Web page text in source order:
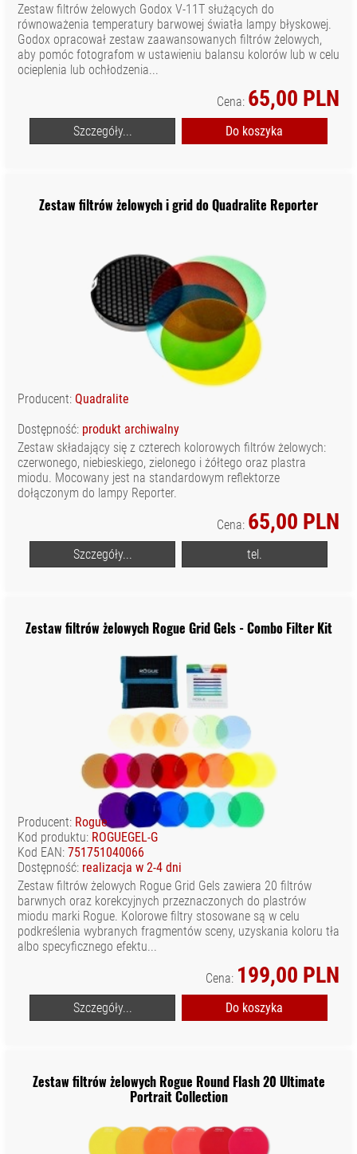
Zestaw filtrów żelowych Godox V-11T służących do
równoważenia temperatury barwowej światła lampy błyskowej.
Godox opracował zestaw zaawansowanych filtrów żelowych,
aby pomóc fotografom w ustawieniu balansu kolorów lub w celu
ocieplenia lub ochłodzenia...
Cena: 65,00 PLN
Szczegóły... Do koszyka
Zestaw filtrów żelowych i grid do Quadralite Reporter
Producent: Quadralite
Dostępność: produkt archiwalny
Zestaw składający się z czterech kolorowych filtrów żelowych:
czerwonego, niebieskiego, zielonego i żółtego oraz plastra
miodu. Mocowany jest na standardowym reflektorze
dołączonym do lampy Reporter.
Cena: 65,00 PLN
Szczegóły... tel.
Zestaw filtrów żelowych Rogue Grid Gels - Combo Filter Kit
Producent: Rogue
Kod produktu: ROGUEGEL-G
Kod EAN: 751751040066
Dostępność: realizacja w 2-4 dni
Zestaw filtrów żelowych Rogue Grid Gels zawiera 20 filtrów
barwnych oraz korekcyjnych przeznaczonych do plastrów
miodu marki Rogue. Kolorowe filtry stosowane są w celu
podkreślenia wybranych fragmentów sceny, uzyskania koloru tła
albo specyficznego efektu...
Cena: 199,00 PLN
Szczegóły... Do koszyka
Zestaw filtrów żelowych Rogue Round Flash 20 Ultimate
Portrait Collection